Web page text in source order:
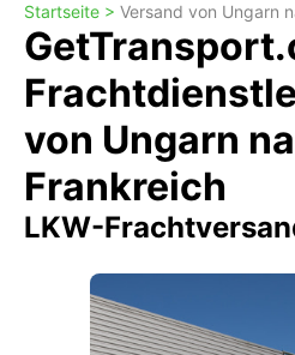
Startseite > Versand von Ungarn
von Ungarn
Frankreich
LKW-